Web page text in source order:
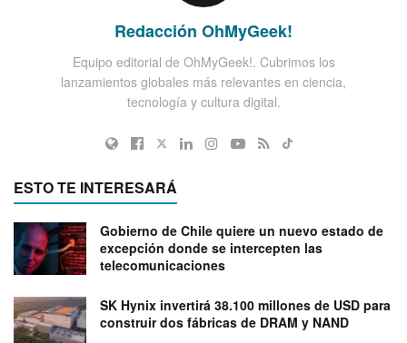
Redacción OhMyGeek!
Equipo editorial de OhMyGeek!. Cubrimos los
lanzamientos globales más relevantes en ciencia,
tecnología y cultura digital.
ESTO TE INTERESARÁ
Gobierno de Chile quiere un nuevo estado de
excepción donde se intercepten las
telecomunicaciones
SK Hynix invertirá 38.100 millones de USD para
construir dos fábricas de DRAM y NAND